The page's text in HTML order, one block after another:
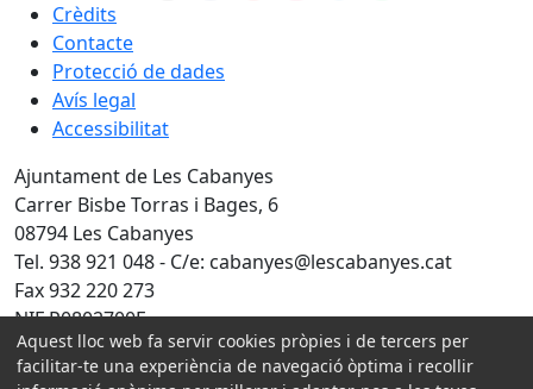
Crèdits
Contacte
Protecció de dades
Avís legal
Accessibilitat
Ajuntament de Les Cabanyes
Carrer Bisbe Torras i Bages, 6
08794 Les Cabanyes
Tel. 938 921 048 - C/e: cabanyes@lescabanyes.cat
Fax 932 220 273
NIF P0802700E
Amb la col·laboració de:
Aquest lloc web fa servir cookies pròpies i de tercers per
facilitar-te una experiència de navegació òptima i recollir